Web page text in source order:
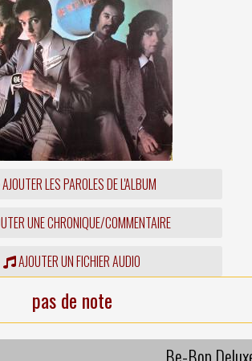
AJOUTER LES PAROLES DE L'ALBUM
UNE CHRONIQUE/COMMENTAIRE
AJOUTER UN FICHIER AUDIO
pas de note